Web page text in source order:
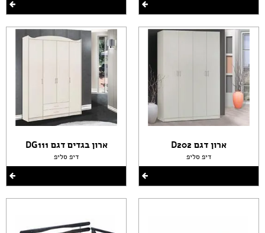
ארון דגם D202
דיפ סליפ
ארון בגדים דגם DG111
דיפ סליפ